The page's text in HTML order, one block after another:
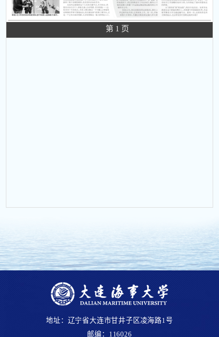
第 1 页
地址：辽宁省大连市甘井子区凌海路1号
邮编：116026